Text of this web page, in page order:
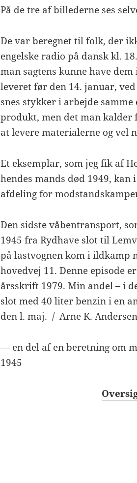
På de tre af billederne ses
De var beregnet til folk, der
engelske radio på dansk kl.
man sagtens kunne have
leveret før den 14. januar,
snes stykker i arbejde samme
produkt, men det man
at levere materialerne og vel
Et eksemplar, som jeg fik af
hendes mands død 1949, kan
afdeling for
Den sidste våbentransport,
1945 fra Rydhave slot til
på lastvognen kom i ildkamp
hovedvej 11. Denne episode
årsskrift 1979. Min andel – i
slot med 40 liter benzin i en
den l. maj. / Arne K. Andersen
— en del af en beretning om
1945